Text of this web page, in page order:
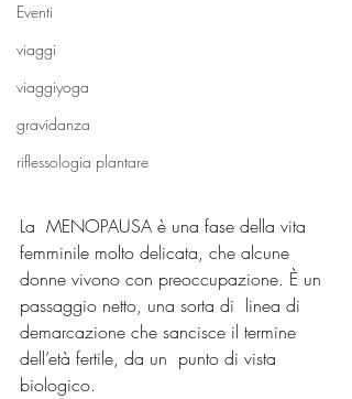
Eventi
viaggi
viaggiyoga
gravidanza
riflessologia plantare
La  MENOPAUSA è una fase della vita
femminile molto delicata, che alcune
donne vivono con preoccupazione. È un
passaggio netto, una sorta di  linea di
demarcazione che sancisce il termine
dell’età fertile, da un  punto di vista
biologico.